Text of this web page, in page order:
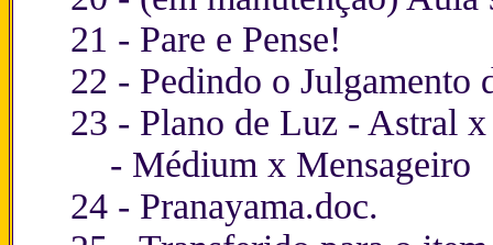
21 - Pare e Pense!
22 - Pedindo o Julgamento
23 - Plano de Luz - Astral
- Médium x Mensageiro
24 - Pranayama.doc.